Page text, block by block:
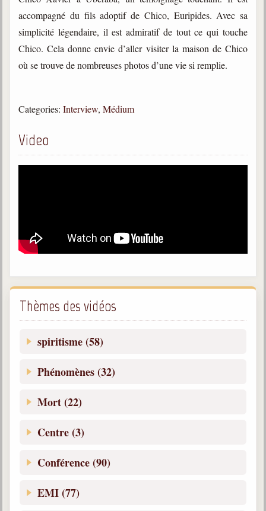
Sujets du mois
Citations
séance d'aide spirituelle
Diaporamas
Powerpoints
Enseignement
Consultez les réponses
Galerie
Photos et vidéoscope
Filmothèque
Les Illustrés
Vidéos courtes de Divaldo
Centres spirites
accompagné du fils adoptif de Chico, Euripides. Avec sa
simplicité légendaire, il est admiratif de tout ce qui touche
Chico. Cela donne envie d’aller visiter la maison de Chico
où se trouve de nombreuses photos d’une vie si remplie.
Categories: Interview, Médium
Video
Thèmes des vidéos
spiritisme (58)
Phénomènes (32)
Mort (22)
Centre (3)
Conférence (90)
EMI (77)